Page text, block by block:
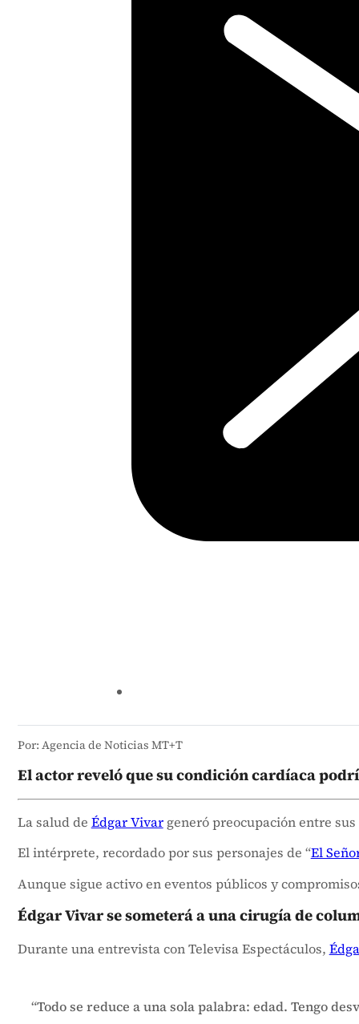
Por: Agencia de Noticias MT+T
El actor reveló que su condición cardíaca
La salud de Édgar Vivargeneró preocupación entre
El intérprete, recordado por sus personajes de “El
Aunque sigue activo en eventos públicos y
Édgar Vivar se someterá a una cirugía de
Durante una entrevista con Televisa Espectáculos,
“Todo se reduce a una sola palabra: edad. Tengo